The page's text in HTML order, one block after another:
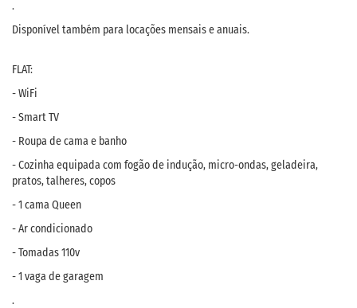
.
Disponível também para locações mensais e anuais.
FLAT:
- WiFi
- Smart TV
- Roupa de cama e banho
- Cozinha equipada com fogão de indução, micro-ondas, geladeira,
pratos, talheres, copos
- 1 cama Queen
- Ar condicionado
- Tomadas 110v
- 1 vaga de garagem
.